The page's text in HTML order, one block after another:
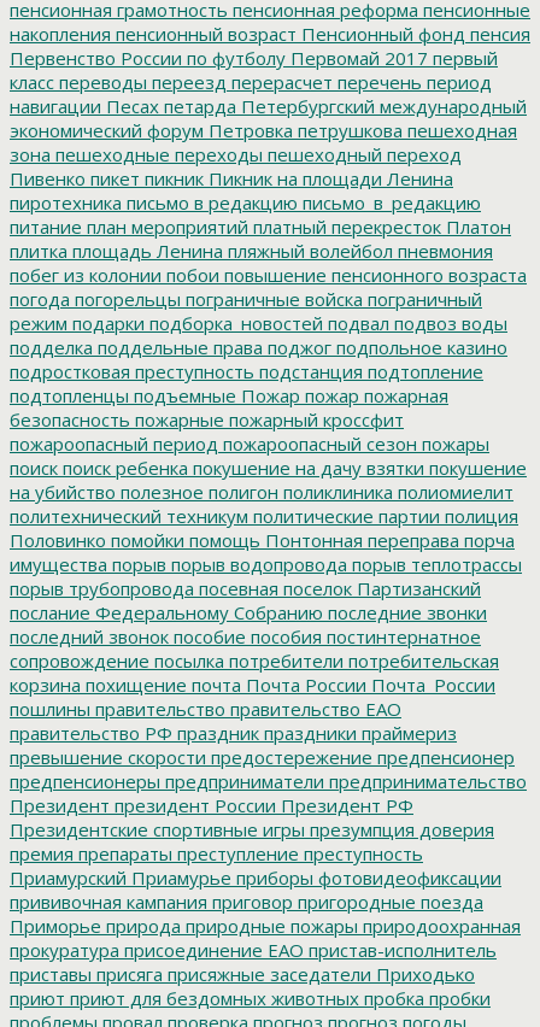
пенсионная грамотность пенсионная реформа пенсионные
накопления пенсионный возраст Пенсионный фонд пенсия
Первенство России по футболу Первомай 2017 первый
класс переводы переезд перерасчет перечень период
навигации Песах петарда Петербургский международный
экономический форум Петровка петрушкова пешеходная
зона пешеходные переходы пешеходный переход
Пивенко пикет пикник Пикник на площади Ленина
пиротехника письмо в редакцию письмо_в_редакцию
питание план мероприятий платный перекресток Платон
плитка площадь Ленина пляжный волейбол пневмония
побег из колонии побои повышение пенсионного возраста
погода погорельцы пограничные войска пограничный
режим подарки подборка_новостей подвал подвоз воды
подделка поддельные права поджог подпольное казино
подростковая преступность подстанция подтопление
подтопленцы подъемные Пожар пожар пожарная
безопасность пожарные пожарный кроссфит
пожароопасный период пожароопасный сезон пожары
поиск поиск ребенка покушение на дачу взятки покушение
на убийство полезное полигон поликлиника полиомиелит
политехнический техникум политические партии полиция
Половинко помойки помощь Понтонная переправа порча
имущества порыв порыв водопровода порыв теплотрассы
порыв трубопровода посевная поселок Партизанский
послание Федеральному Собранию последние звонки
последний звонок пособие пособия постинтернатное
сопровождение посылка потребители потребительская
корзина похищение почта Почта России Почта_России
пошлины правительство правительство ЕАО
правительство РФ праздник праздники праймериз
превышение скорости предостережение предпенсионер
предпенсионеры предприниматели предпринимательство
Президент президент России Президент РФ
Президентские спортивные игры презумпция доверия
премия препараты преступление преступность
Приамурский Приамурье приборы фотовидеофиксации
прививочная кампания приговор пригородные поезда
Приморье природа природные пожары природоохранная
прокуратура присоединение ЕАО пристав-исполнитель
приставы присяга присяжные заседатели Приходько
приют приют для бездомных животных пробка пробки
проблемы провал проверка прогноз прогноз погоды